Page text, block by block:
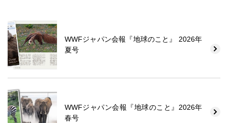
WWFジャパン会報『地球のこと』 2026年
夏号
WWFジャパン会報『地球のこと』2026年
春号